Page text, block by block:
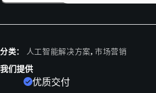
分类： 人工智能解决方案,市场营销
我们提供
优质交付